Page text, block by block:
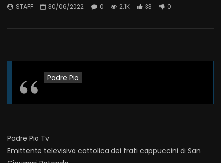
STAFF 30/06/2022 0 2.1K 33 0
Padre Pio
Padre Pio Tv
Emittente televisiva cattolica dei frati cappuccini di San